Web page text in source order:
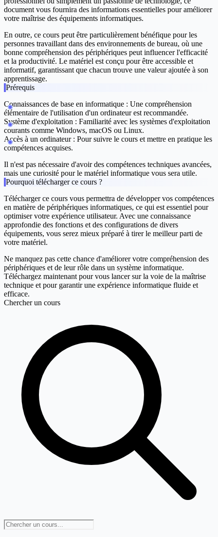
document vous fournira des informations essentielles pour améliorer
votre maîtrise des équipements informatiques.
En outre, ce cours peut être particulièrement bénéfique pour les
personnes travaillant dans des environnements de bureau, où une
bonne compréhension des périphériques peut influencer l'efficacité
et la productivité. Le matériel est conçu pour être accessible et
informatif, garantissant que chacun trouve une valeur ajoutée à son
apprentissage.
Prérequis
Connaissances de base en informatique : Une compréhension
élémentaire de l'utilisation d'un ordinateur est recommandée.
Système d'exploitation : Familiarité avec les systèmes d'exploitation
courants comme Windows, macOS ou Linux.
Accès à un ordinateur : Pour suivre le cours et mettre en pratique les
compétences acquises.
Il n'est pas nécessaire d'avoir des compétences techniques avancées,
mais une curiosité pour le matériel informatique vous sera utile.
Pourquoi télécharger ce cours ?
Télécharger ce cours vous permettra de développer vos compétences
en matière de périphériques informatiques, ce qui est essentiel pour
optimiser votre expérience utilisateur. Avec une connaissance
approfondie des fonctions et des configurations de divers
équipements, vous serez mieux préparé à tirer le meilleur parti de
votre matériel.
Ne manquez pas cette chance d'améliorer votre compréhension des
périphériques et de leur rôle dans un système informatique.
Téléchargez maintenant pour vous lancer sur la voie de la maîtrise
technique et pour garantir une expérience informatique fluide et
efficace.
Chercher un cours